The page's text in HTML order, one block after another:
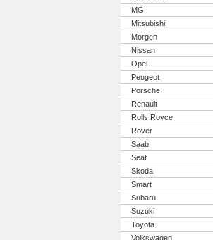
MG
Mitsubishi
Morgen
Nissan
Opel
Peugeot
Porsche
Renault
Rolls Royce
Rover
Saab
Seat
Skoda
Smart
Subaru
Suzuki
Toyota
Volkswagen